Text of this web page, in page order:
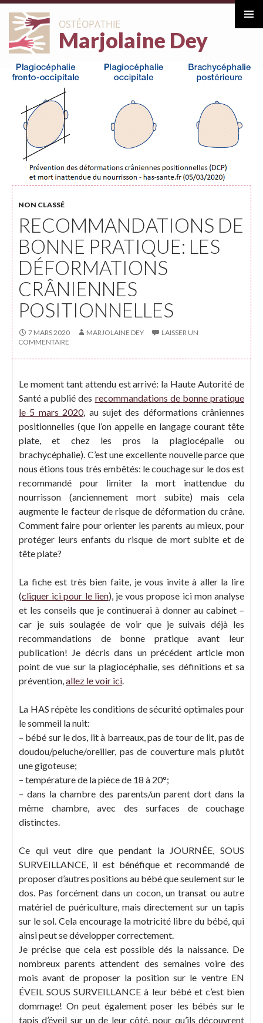
OSTÉOPATHIE
Marjolaine Dey
ALLER
AU
CONTENU
NON CLASSÉ
RECOMMANDATIONS DE
BONNE PRATIQUE: LES
DÉFORMATIONS
CRÂNIENNES
POSITIONNELLES
7 MARS 2020 MARJOLAINE DEY
LAISSER UN
COMMENTAIRE
Le moment tant attendu est arrivé: la Haute Autorité de
Santé a publié des recommandations de bonne pratique
le 5 mars 2020, au sujet des déformations crâniennes
positionnelles (que l’on appelle en langage courant tête
plate, et chez les pros la plagiocépalie ou
brachycéphalie). C’est une excellente nouvelle parce que
nous étions tous très embêtés: le couchage sur le dos est
recommandé pour limiter la mort inattendue du
nourrisson (anciennement mort subite) mais cela
augmente le facteur de risque de déformation du crâne.
Comment faire pour orienter les parents au mieux, pour
protéger leurs enfants du risque de mort subite et de
tête plate?
La fiche est très bien faite, je vous invite à aller la lire
(cliquer ici pour le lien), je vous propose ici mon analyse
et les conseils que je continuerai à donner au cabinet –
car je suis soulagée de voir que je suivais déjà les
recommandations de bonne pratique avant leur
publication! Je décris dans un précédent article mon
point de vue sur la plagiocéphalie, ses définitions et sa
prévention,allez le voir ici.
La HAS répète les conditions de sécurité optimales pour
le sommeil la nuit:
– bébé sur le dos, lit à barreaux, pas de tour de lit, pas de
doudou/peluche/oreiller, pas de couverture mais plutôt
une gigoteuse;
– température de la pièce de 18 à 20°;
– dans la chambre des parents/un parent dort dans la
même chambre, avec des surfaces de couchage
distinctes.
Ce qui veut dire que pendant la JOURNÉE, SOUS
SURVEILLANCE, il est bénéfique et recommandé de
proposer d’autres positions au bébé que seulement sur le
dos. Pas forcément dans un cocon, un transat ou autre
matériel de puériculture, mais directement sur un tapis
sur le sol. Cela encourage la motricité libre du bébé, qui
ainsi peut se développer correctement.
Je précise que cela est possible dés la naissance. De
nombreux parents attendent des semaines voire des
mois avant de proposer la position sur le ventre EN
ÉVEIL SOUS SURVEILLANCE à leur bébé et c’est bien
dommage! On peut également poser les bébés sur le
tapis d’éveil sur un de leur côté, pour qu’ils découvrent